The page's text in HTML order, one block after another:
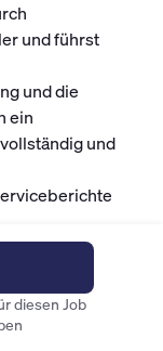
und führst
und die
ein
und
professionell
diesen Job